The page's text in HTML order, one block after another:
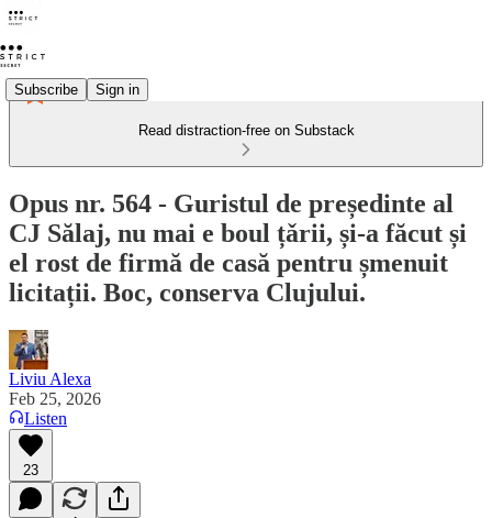
Subscribe Sign in
Read distraction-free on Substack
Opus nr. 564 - Guristul de președinte al
CJ Sălaj, nu mai e boul țǎrii, și-a făcut și
el rost de firmă de casă pentru șmenuit
licitații. Boc, conserva Clujului.
Liviu Alexa
Feb 25, 2026
Listen
23